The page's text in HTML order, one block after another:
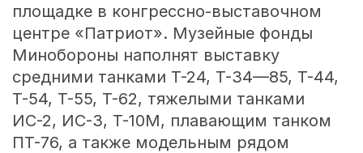
площадке в конгрессно-выставочном
центре «Патриот». Музейные фонды
Минобороны наполнят выставку
средними танками Т-24, Т-34—85, Т-44,
Т-54, Т-55, Т-62, тяжелыми танками
ИС-2, ИС-3, Т-10М, плавающим танком
ПТ-76, а также модельным рядом